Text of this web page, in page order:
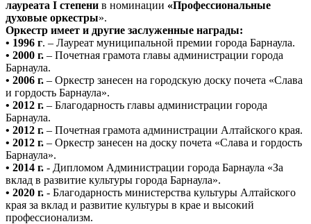
лауреата I степени в номинации «Профессиональные
духовые оркестры».
Оркестр имеет и другие заслуженные награды:
• 1996 г. – Лауреат муниципальной премии города Барнаула.
• 2000 г. – Почетная грамота главы администрации города
Барнаула.
• 2006 г. – Оркестр занесен на городскую доску почета «Слава
и гордость Барнаула».
• 2012 г. – Благодарность главы администрации города
Барнаула.
• 2012 г. – Почетная грамота администрации Алтайского края.
• 2012 г. – Оркестр занесен на доску почета «Слава и гордость
Барнаула».
• 2014 г. - Дипломом Администрации города Барнаула «За
вклад в развитие культуры города Барнаула».
• 2020 г. - Благодарность министерства культуры Алтайского
края за вклад и развитие культуры в крае и высокий
профессионализм.